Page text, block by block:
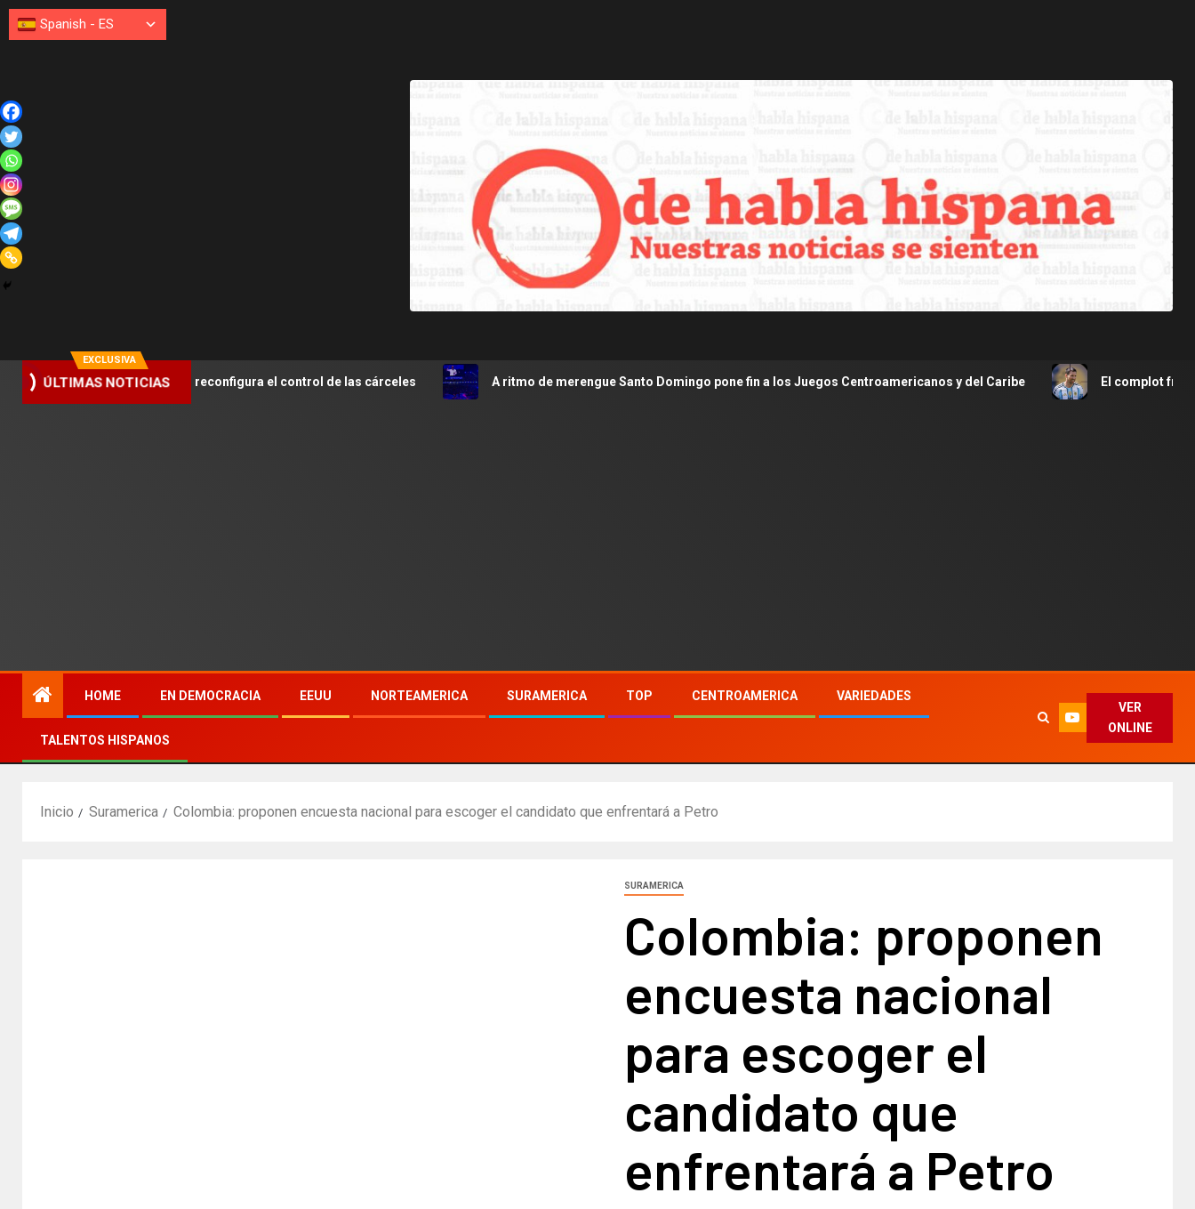
EXCLUSIVA
ÚLTIMAS NOTICIAS
alias «Bonito» y se reconfigura el control de las cárceles A ritmo de merengue Santo Domingo pone fin a los Juegos Centroamericanos y del Caribe El complot frustrado para
HOME EN DEMOCRACIA EEUU NORTEAMERICA SURAMERICA TOP CENTROAMERICA VARIEDADES
TALENTOS HISPANOS
VER
ONLINE
Inicio Suramerica Colombia: proponen encuesta nacional para escoger el candidato que enfrentará a Petro
SURAMERICA
Colombia: proponen
encuesta nacional
para escoger el
candidato que
enfrentará a Petro
Spanish - ES